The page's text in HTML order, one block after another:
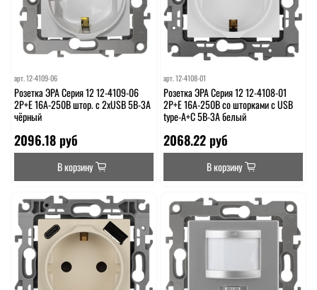
арт.12-4109-06
Розетка ЭРА Серия 12 12-4109-06
2P+E 16A-250В штор. с 2xUSB 5В-3А
чёрный
2096.18 руб
В корзину
арт. 12-4108-01
Розетка ЭРА Серия 12 12-4108-01
2P+E 16A-250В со шторками с USB
type-A+C 5В-3А белый
2068.22 руб
В корзину